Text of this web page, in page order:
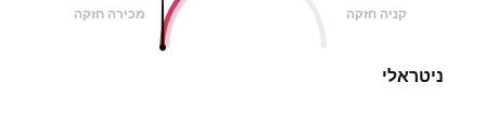
מכירה חזקה קניה חזקה
ניטראלי